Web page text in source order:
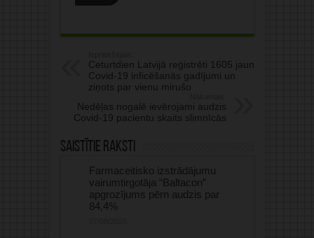
Ceturtdien Latvijā reģistrēti 1605 jauni
Covid-19 inficēšanās gadījumi un
ziņots par vienu mirušo
Nedēļas nogalē ievērojami audzis
Covid-19 pacientu skaits slimnīcās
Saistītie raksti
Farmaceitisko izstrādājumu
vairumtirgotāja “Baltacon”
apgrozījums pērn audzis par
84,4%